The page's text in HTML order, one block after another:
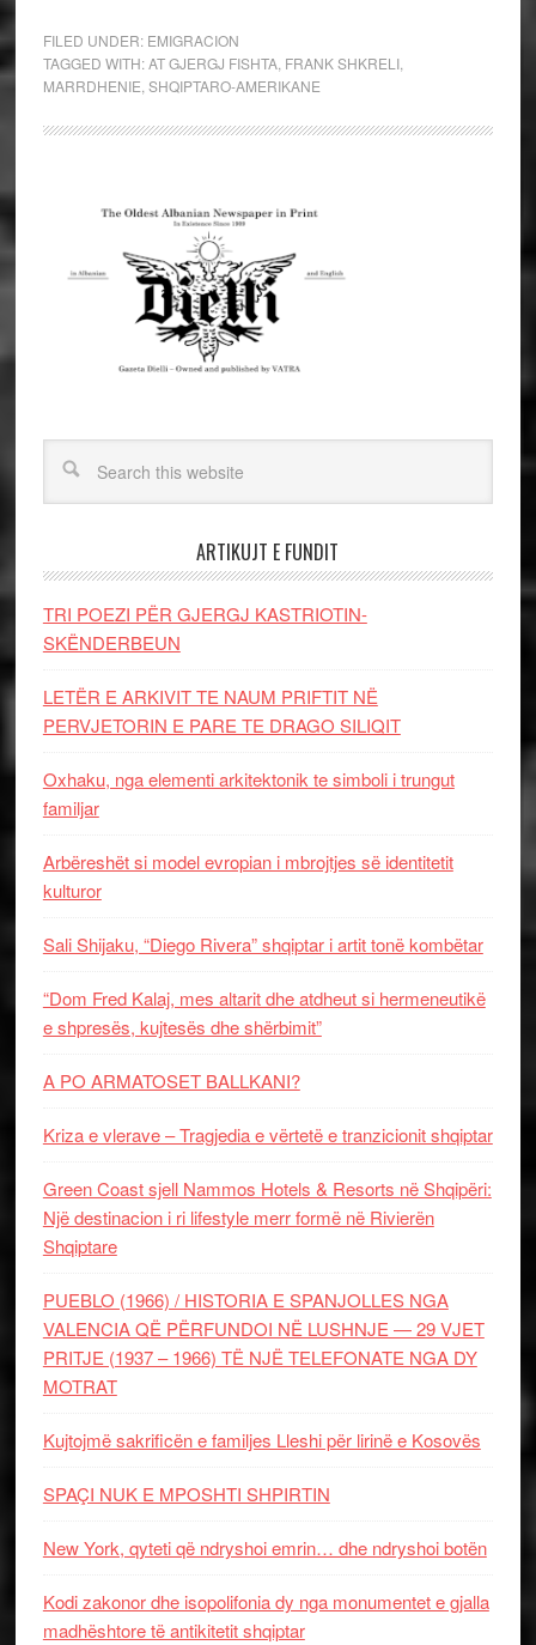
FILED UNDER: EMIGRACION
TAGGED WITH:AT GJERGJ FISHTA, FRANK SHKRELI,
MARRDHENIE SHQIPTARO-AMERIKANE
ARTIKUJT E FUNDIT
TRI POEZI PËR GJERGJ KASTRIOTIN-
SKËNDERBEUN
LETËR E ARKIVIT TE NAUM PRIFTIT NË
PERVJETORIN E PARE TE DRAGO SILIQIT
Oxhaku, nga elementi arkitektonik te simboli i trungut
familjar
Arbëreshët si model evropian i mbrojtjes së identitetit
kulturor
Sali Shijaku, “Diego Rivera” shqiptar i artit tonë kombëtar
“Dom Fred Kalaj, mes altarit dhe atdheut si hermeneutikë
e shpresës, kujtesës dhe shërbimit”
A PO ARMATOSET BALLKANI?
Kriza e vlerave – Tragjedia e vërtetë e tranzicionit shqiptar
Green Coast sjell Nammos Hotels & Resorts në Shqipëri:
Një destinacion i ri lifestyle merr formë në Rivierën
Shqiptare
PUEBLO (1966) / HISTORIA E SPANJOLLES NGA
VALENCIA QË PËRFUNDOI NË LUSHNJE — 29 VJET
PRITJE (1937 – 1966) TË NJË TELEFONATE NGA DY
MOTRAT
Kujtojmë sakrificën e familjes Lleshi për lirinë e Kosovës
SPAÇI NUK E MPOSHTI SHPIRTIN
New York, qyteti që ndryshoi emrin… dhe ndryshoi botën
Kodi zakonor dhe isopolifonia dy nga monumentet e gjalla
madhështore të antikitetit shqiptar